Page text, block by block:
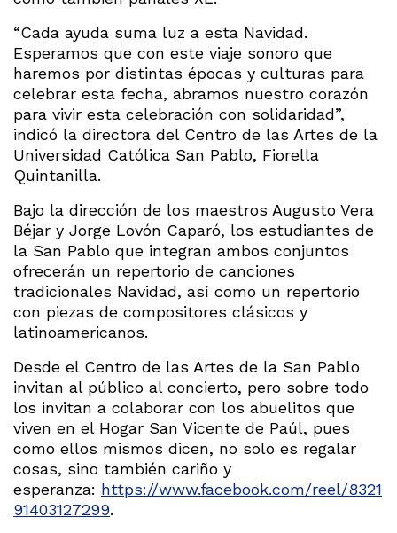
“Cada ayuda suma luz a esta Navidad.
Esperamos que con este viaje sonoro que
haremos por distintas épocas y culturas para
celebrar esta fecha, abramos nuestro corazón
para vivir esta celebración con solidaridad”,
indicó la directora del Centro de las Artes de la
Universidad Católica San Pablo, Fiorella
Quintanilla.
Bajo la dirección de los maestros Augusto Vera
Béjar y Jorge Lovón Caparó, los estudiantes de
la San Pablo que integran ambos conjuntos
ofrecerán un repertorio de canciones
tradicionales Navidad, así como un repertorio
con piezas de compositores clásicos y
latinoamericanos.
Desde el Centro de las Artes de la San Pablo
invitan al público al concierto, pero sobre todo
los invitan a colaborar con los abuelitos que
viven en el Hogar San Vicente de Paúl, pues
como ellos mismos dicen, no solo es regalar
cosas, sino también cariño y
esperanza: https://www.facebook.com/reel/8321
91403127299.